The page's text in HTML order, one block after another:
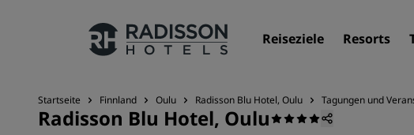
Reiseziele Resorts
Unsere Marken
Startseite Finnland Oulu Radisson Blu Hotel, Oulu Tagungen und
Radisson Blu Hotel, Oulu